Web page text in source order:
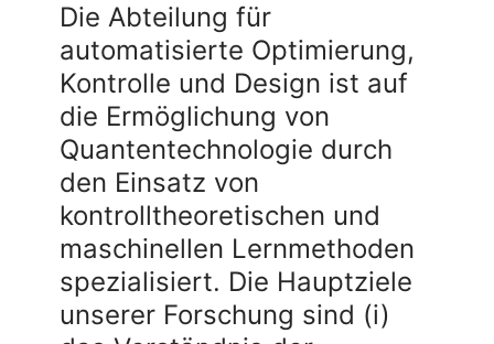
Die Abteilung für
automatisierte Optimierung,
Kontrolle und Design ist auf
die Ermöglichung von
Quantentechnologie durch
den Einsatz von
kontrolltheoretischen und
maschinellen Lernmethoden
spezialisiert. Die Hauptziele
unserer Forschung sind (i)